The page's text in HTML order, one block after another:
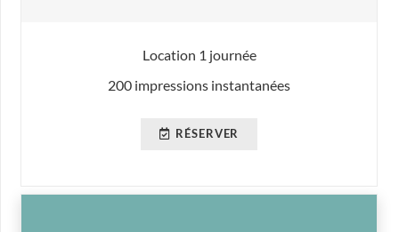
Location 1 journée
200 impressions instantanées
RÉSERVER